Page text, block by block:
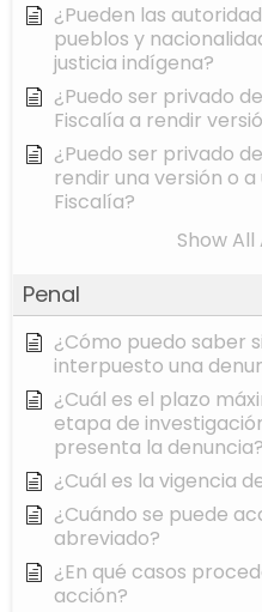
¿Pueden las
pueblos y
justicia indígena?
¿Puedo ser privado
Fiscalía a rendir
¿Puedo ser privado
rendir una versión o
Fiscalía?
Show All
Penal
¿Cómo puedo saber
interpuesto una
¿Cuál es el plazo
etapa de
presenta la denuncia?
¿Cuál es la vigencia
¿Cuándo se puede
abreviado?
¿En qué casos
acción?